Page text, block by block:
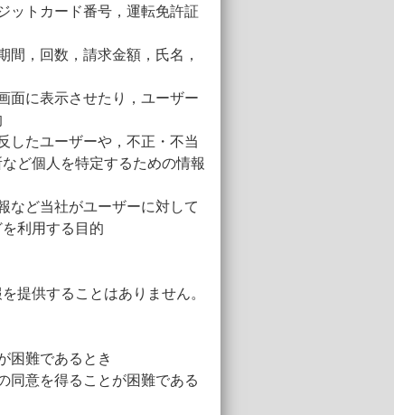
ットカード番号，運転免許証
間，回数，請求金額，氏名，
面に表示させたり，ユーザー
したユーザーや，不正・不当
ど個人を特定するための情報
など当社がユーザーに対して
利用する目的
提供することはありません。
困難であるとき
同意を得ることが困難である